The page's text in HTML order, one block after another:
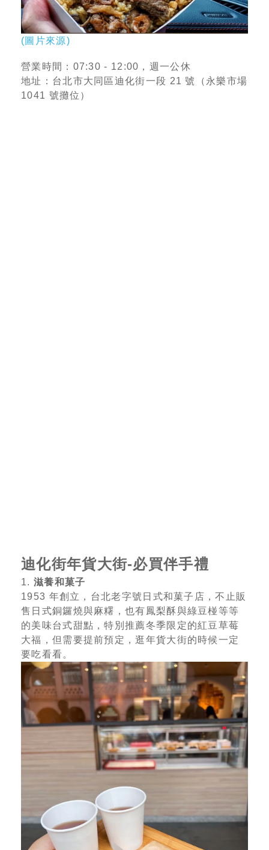
(圖片來源)
營業時間：07:30 - 12:00，週一公休
地址：台北市大同區迪化街一段 21 號（永樂市場
1041 號攤位）
迪化街年貨大街-必買伴手禮
1. 滋養和菓子
1953 年創立，台北老字號日式和菓子店，不止販
售日式銅鑼燒與麻糬，也有鳳梨酥與綠豆椪等等
的美味台式甜點，特別推薦冬季限定的紅豆草莓
大福，但需要提前預定，逛年貨大街的時候一定
要吃看看。